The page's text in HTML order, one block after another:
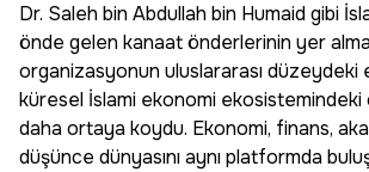
Dr. Saleh bin Abdullah bin Humaid gibi
önde gelen kanaat önderlerinin yer
organizasyonun uluslararası düzeydeki
küresel İslami ekonomi ekosistemindeki
daha ortaya koydu. Ekonomi, finans,
düşünce dünyasını aynı platformda